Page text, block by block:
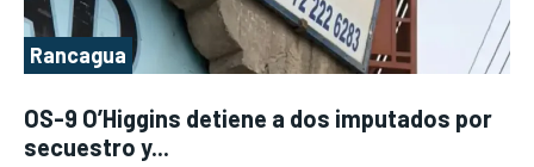
Rancagua
OS-9 O’Higgins detiene a dos imputados por
secuestro y...